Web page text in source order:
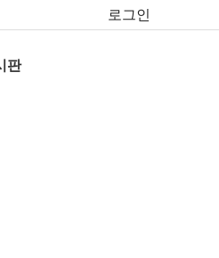
로그인
판